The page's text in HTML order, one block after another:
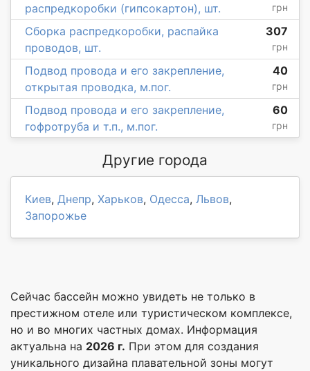
распредкоробки (гипсокартон), шт.
грн
Сборка распредкоробки, распайка
проводов, шт.
307
грн
Подвод провода и его закрепление,
открытая проводка, м.пог.
40
грн
Подвод провода и его закрепление,
гофротруба и т.п., м.пог.
60
грн
Другие города
Киев, Днепр, Харьков, Одесса, Львов,
Запорожье
Сейчас бассейн можно увидеть не только в
престижном отеле или туристическом комплексе,
но и во многих частных домах. Информация
актуальна на 2026 г. При этом для создания
уникального дизайна плавательной зоны могут